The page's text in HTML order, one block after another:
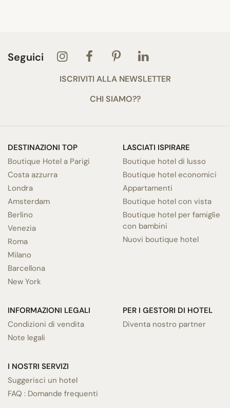
Seguici
ISCRIVITI ALLA NEWSLETTER
CHI SIAMO??
DESTINAZIONI TOP
Boutique Hotel a Parigi
Costa azzurra
Londra
Amsterdam
Berlino
Venezia
Roma
Milano
Barcellona
New York
LASCIATI ISPIRARE
Boutique hotel di lusso
Boutique hotel economici
Appartamenti
Boutique hotel con vista
Boutique hotel per famiglie
con bambini
Nuovi boutique hotel
INFORMAZIONI LEGALI
Condizioni di vendita
Note legali
I NOSTRI SERVIZI
Suggerisci un hotel
FAQ : Domande frequenti
PER I GESTORI DI HOTEL
Diventa nostro partner